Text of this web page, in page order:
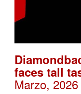
faces tall
Marzo,